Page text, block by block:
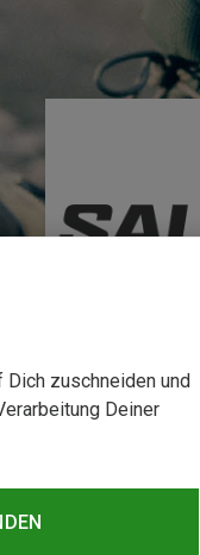
zuschneiden und
Deiner